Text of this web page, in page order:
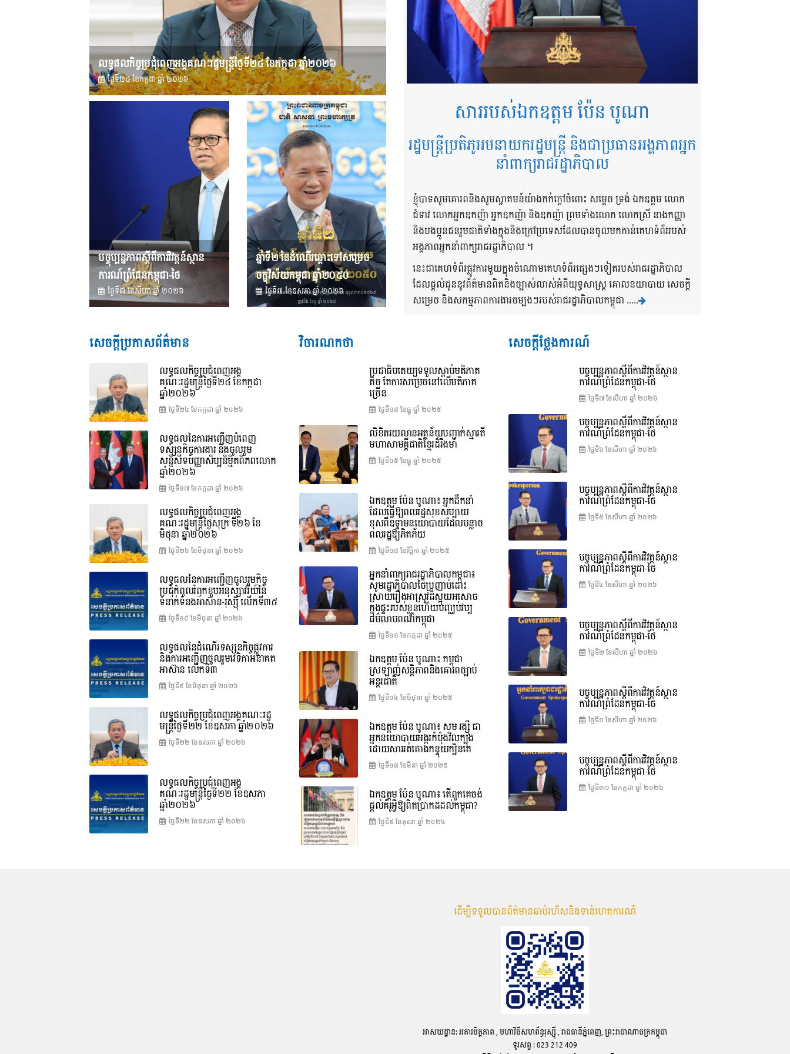
លទ្ធផលកិច្ចប្រជុំពេញអង្គគណៈរដ្ឋមន្រ្តីថ្ងៃទី២៤ ខែកក្កដា ឆ្នាំ២០២៦
ថ្ងៃទី២៤ ខែ​កក្កដា ឆ្នាំ ២០២៦
បច្ចុប្បន្នភាពស្ដីពីការវិវត្តន៍ស្ថាន
ការណ៍ព្រំដែនកម្ពុជា-ថៃ
ថ្ងៃទី៧ ខែ​សីហា ឆ្នាំ ២០២៦
ឆ្នាំទី២ នៃដំណើរឆ្ពោះទៅសម្រេច​
ចក្ខុវិស័យ​កម្ពុជា ឆ្នាំ២០៥០
ថ្ងៃទី៧ ខែ​ឧសភា ឆ្នាំ ២០២៦
សាររបស់ឯកឧត្តម ប៉ែន បូណា
រដ្ឋមន្ត្រីប្រតិភូអមនាយករដ្ឋមន្ត្រី និងជាប្រធានអង្គភាពអ្នក
នាំពាក្យរាជរដ្ឋាភិបាល
ខ្ញុំបាទសូមគោរពនិងសូមស្វាគមន៍យ៉ាងកក់ក្តៅចំពោះ សម្តេច ទ្រង់ ឯកឧត្តម លោក
ជំទាវ លោកអ្នកឧកញ៉ា អ្នកឧកញ៉ា និងឧកញ៉ា ព្រមទាំងលោក លោកស្រី នាងកញ្ញា
និងបងប្អូនជនរួមជាតិទាំងក្នុងនិងក្រៅប្រទេសដែលបានចូលមកកាន់គេហទំព័ររបស់
អង្គភាពអ្នកនាំពាក្យរាជរដ្ឋាភិបាល ។
នេះជាគេហទំព័រផ្លូវការមួយក្នុងចំណោមគេហទំព័រផ្សេងៗទៀតរបស់រាជរដ្ឋាភិបាល
ដែលផ្តល់ជូននូវព័ត៌មានពិតនិងច្បាស់លាស់អំពីយុទ្ធសាស្រ្ត គោលនយាបាយ សេចក្តី
សម្រេច និងសកម្មភាពការងារចម្បងៗរបស់រាជរដ្ឋាភិបាលកម្ពុជា .....
សេចក្តីប្រកាសព័ត៌មាន
លទ្ធផលកិច្ចប្រជុំពេញអង្គ
គណៈរដ្ឋមន្រ្តីថ្ងៃទី២៤ ខែកក្កដា
ឆ្នាំ២០២៦
ថ្ងៃទី២៤ ខែ​កក្កដា ឆ្នាំ ២០២៦
លទ្ធផលនៃការអញ្ជើញបំពេញ
ទស្សនកិច្ចការងារ និងចូលរួម
សន្និសីទបញ្ញាសិប្បនិម្មិតពិភពលោក
ឆ្នាំ២០២៦
ថ្ងៃទី១៧ ខែ​កក្កដា ឆ្នាំ ២០២៦
លទ្ធផលកិច្ចប្រជុំពេញអង្គ
គណៈរដ្ឋមន្រ្តីថ្ងៃសុក្រ ទី២៦ ខែ
មិថុនា ឆ្នាំ២០២៦
ថ្ងៃទី២៦ ខែ​មិថុនា ឆ្នាំ ២០២៦
លទ្ធផលនៃការអញ្ជើញចូលរួមកិច្ច
ប្រជុំកំពូលរំឭកខួបអនុស្សាវរីយ៍នៃ
ទំនាក់ទំនងអាស៊ាន-រុស្ស៊ី លើកទី៣៥
ថ្ងៃទី១៩ ខែ​មិថុនា ឆ្នាំ ២០២៦
លទ្ធផលនៃដំណើរទស្សនកិច្ចផ្លូវការ
និងការអញ្ជើញចូលរួមវេទិកាអនាគត
អាស៊ាន លើកទី៣
ថ្ងៃទី៩ ខែ​មិថុនា ឆ្នាំ ២០២៦
លទ្ធផលកិច្ចប្រជុំពេញអង្គគណៈរដ្ឋ
មន្ត្រីថ្ងៃទី២២ ខែឧសភា ឆ្នាំ២០២៦
ថ្ងៃទី២២ ខែ​ឧសភា ឆ្នាំ ២០២៦
លទ្ធផលកិច្ចប្រជុំពេញអង្គ
គណៈរដ្ឋមន្រ្តីថ្ងៃទី២២ ខែឧសភា
ឆ្នាំ២០២៦
ថ្ងៃទី២២ ខែ​ឧសភា ឆ្នាំ ២០២៦
វិចារណកថា
ប្រជាធិបតេយ្យទទួលស្តាប់មតិភាគ
តិច តែការសម្រេចនៅលើមតិភាគ
ច្រើន
ថ្ងៃទី១៨ ខែ​ធ្នូ ឆ្នាំ ២០២៥
លិខិតរយលានអត្ថន័យបញ្ជាក់ស្មារតី
មហាសាមគ្គីជាតិខ្មែរដ៏រឹងមាំ
ថ្ងៃទី១៥ ខែ​ធ្នូ ឆ្នាំ ២០២៥
ឯកឧត្តម ប៉ែន បូណា៖ អ្នកដឹកនាំ
ដែលធ្វើឱ្យពលរដ្ឋសុខសប្បាយ
ខុសពីឧទ្ទាមនយោបាយដែលបន្លាច
ពលរដ្ឋឱ្យភិតភ័យ
ថ្ងៃទី១៨ ខែ​វិច្ឆិកា ឆ្នាំ ២០២៥
អ្នកនាំពាក្យរាជរដ្ឋាភិបាលកម្ពុជា៖
សូមរដ្ឋាភិបាលថៃប្រញាប់ដោះ
ស្រាយរឿងអាស្រូវដ៏ស្អុយអសោច
ក្នុងផ្ទះរបស់ខ្លួនហើយបញ្ឈប់វប្ប
ធម៌លាបពណ៌កម្ពុជា
ថ្ងៃទី១១ ខែ​កក្កដា ឆ្នាំ ២០២៥
ឯកឧត្តម ប៉ែន បូណា៖ កម្ពុជា
ស្រឡាញ់សន្តិភាពនិងគោរពច្បាប់
អន្តរជាតិ
ថ្ងៃទី១៤ ខែ​មិថុនា ឆ្នាំ ២០២៥
ឯកឧត្តម ប៉ែន បូណា៖ សម រង្ស៊ី ជា
អ្នកនយោបាយអង្ករកំប៉ុងវិលក្បុង
ដោយសាររត់តោងកន្ទុយក្បិនគេ
ថ្ងៃទី១៨ ខែ​មីនា ឆ្នាំ ២០២៥
ឯកឧត្តម ប៉ែន បូណា៖ តើពួកគេចង់
ផ្តល់គំរូអ្វីឱ្យពិតប្រាកដដល់កម្ពុជា?
ថ្ងៃទី៩ ខែ​តុលា ឆ្នាំ ២០២៤
សេចក្តីថ្លែងការណ៍
បច្ចុប្បន្នភាពស្ដីពីការវិវត្តន៍ស្ថាន
ការណ៍ព្រំដែនកម្ពុជា-ថៃ
ថ្ងៃទី៧ ខែ​សីហា ឆ្នាំ ២០២៦
បច្ចុប្បន្នភាពស្ដីពីការវិវត្តន៍ស្ថាន
ការណ៍ព្រំដែនកម្ពុជា-ថៃ
ថ្ងៃទី៦ ខែ​សីហា ឆ្នាំ ២០២៦
បច្ចុប្បន្នភាពស្ដីពីការវិវត្តន៍ស្ថាន
ការណ៍ព្រំដែនកម្ពុជា-ថៃ
ថ្ងៃទី៥ ខែ​សីហា ឆ្នាំ ២០២៦
បច្ចុប្បន្នភាពស្ដីពីការវិវត្តន៍ស្ថាន
ការណ៍ព្រំដែនកម្ពុជា-ថៃ
ថ្ងៃទី៤ ខែ​សីហា ឆ្នាំ ២០២៦
បច្ចុប្បន្នភាពស្ដីពីការវិវត្តន៍ស្ថាន
ការណ៍ព្រំដែនកម្ពុជា-ថៃ
ថ្ងៃទី២ ខែ​សីហា ឆ្នាំ ២០២៦
បច្ចុប្បន្នភាពស្ដីពីការវិវត្តន៍ស្ថាន
ការណ៍ព្រំដែនកម្ពុជា-ថៃ
ថ្ងៃទី១ ខែ​សីហា ឆ្នាំ ២០២៦
បច្ចុប្បន្នភាពស្ដីពីការវិវត្តន៍ស្ថាន
ការណ៍ព្រំដែនកម្ពុជា-ថៃ
ថ្ងៃទី៣១ ខែ​កក្កដា ឆ្នាំ ២០២៦
ដើម្បីទទួលបានព័ត៌មានឆាប់រហ័សនិងទាន់ហេតុការណ៍
អាសយដ្ឋាន: អគារមិត្តភាព , មហាវិថីសហព័ន្ធរុស្ស៊ី , រាជធានីភ្នំពេញ, ព្រះរាជាណាចក្រកម្ពុជា
ទូរសព្ទ : 023 212 409